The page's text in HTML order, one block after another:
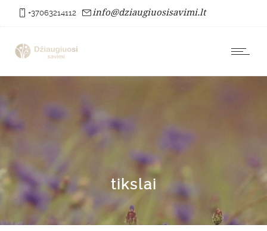
+37063214112 info@dziaugiuosisavimi.lt
tikslai